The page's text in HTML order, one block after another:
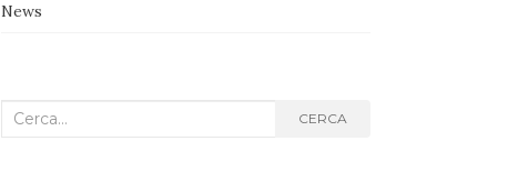
News
Cerca
CERCA